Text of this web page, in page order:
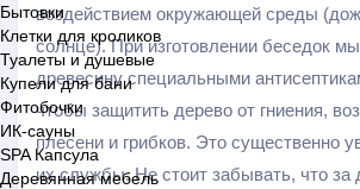
Бытовки
Клетки для кроликов
Туалеты и душевые
Купели для бани
Фитобочки
ИК-сауны
SPA Капсула
Деревянная мебель
воздействием окружающей среды
солнце). При изготовлении беседок
древесину специальными
чтобы защитить дерево от гниения,
плесени и грибков. Это существенно
их службы. Не стоит забывать, что за